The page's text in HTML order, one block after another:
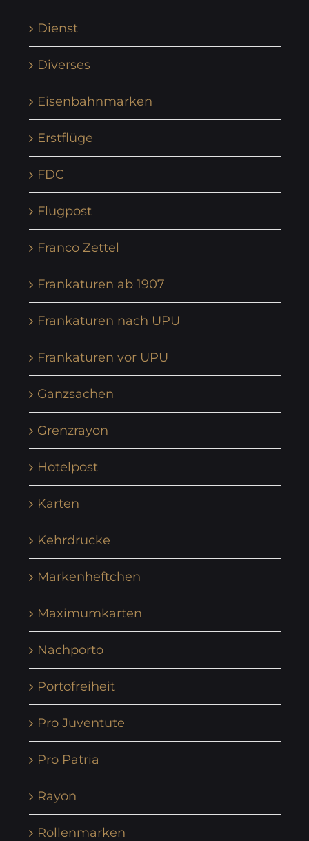
Dienst
Diverses
Eisenbahnmarken
Erstflüge
FDC
Flugpost
Franco Zettel
Frankaturen ab 1907
Frankaturen nach UPU
Frankaturen vor UPU
Ganzsachen
Grenzrayon
Hotelpost
Karten
Kehrdrucke
Markenheftchen
Maximumkarten
Nachporto
Portofreiheit
Pro Juventute
Pro Patria
Rayon
Rollenmarken